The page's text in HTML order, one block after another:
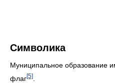
Символика
Муниципальное образование
флаг[5]